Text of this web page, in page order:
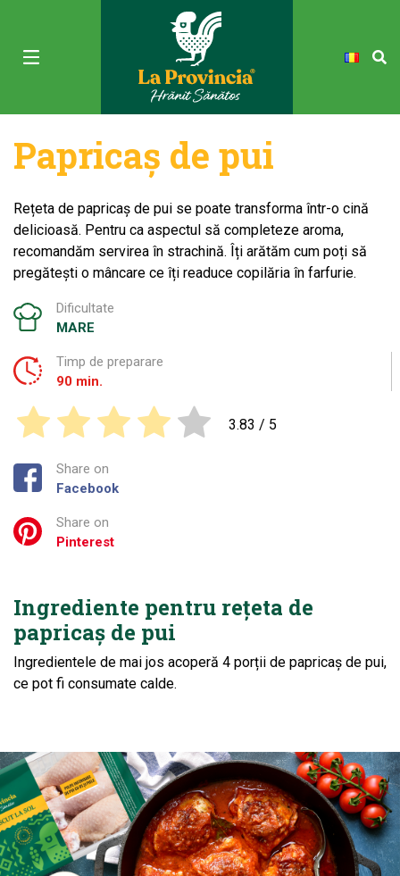
Papricaș de pui
Rețeta de papricaș de pui se poate transforma într-o cină
delicioasă. Pentru ca aspectul să completeze aroma,
recomandăm servirea în strachină. Îți arătăm cum poți să
pregătești o mâncare ce îți readuce copilăria în farfurie.
Dificultate
MARE
Timp de preparare
90 min.
3.83 / 5
Share on
Facebook
Share on
Pinterest
Ingrediente pentru rețeta de
papricaș de pui
Ingredientele de mai jos acoperă 4 porții de papricaș de pui,
ce pot fi consumate calde.